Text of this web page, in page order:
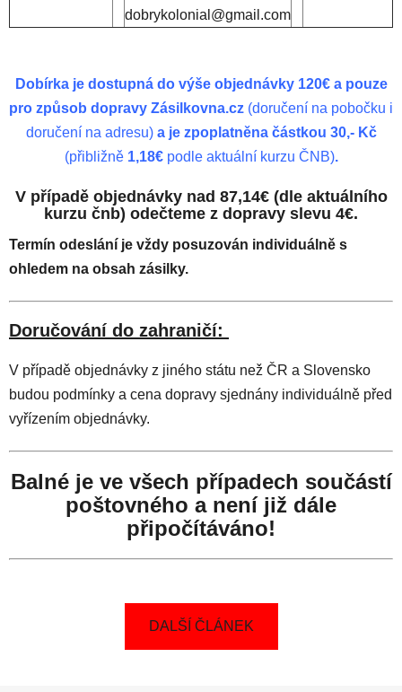
dobrykolonial@gmail.com
Dobírka je dostupná do výše objednávky 120€ a pouze
pro způsob dopravy Zásilkovna.cz (doručení na pobočku i
doručení na adresu)a je zpoplatněna částkou 30,- Kč
(přibližně 1,18€podle aktuální kurzu ČNB).
V případě objednávky nad 87,14€ (dle aktuálního
kurzu čnb) odečteme z dopravy slevu 4€.
Termín odeslání je vždy posuzován individuálně s
ohledem na obsah zásilky.
Doručování do zahraničí:
V případě objednávky z jiného státu než ČR a Slovensko
budou podmínky a cena dopravy sjednány individuálně před
vyřízením objednávky.
Balné je ve všech případech součástí
poštovného a není již dále
připočítáváno!
DALŠÍ ČLÁNEK